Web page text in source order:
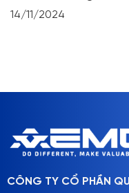
14/11/2024
CÔNG TY CỔ PHẦN